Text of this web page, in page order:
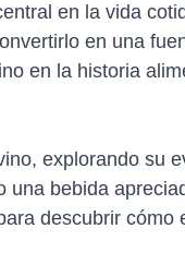
en la vida
en una
en la historia
explorando su
una bebida
descubrir cómo